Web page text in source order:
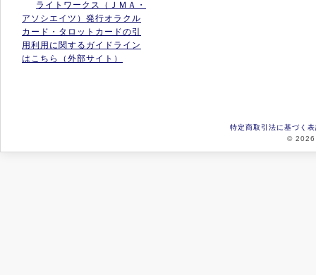
ライトワークス（ＪＭＡ・
アソシエイツ）発行オラクル
カード・タロットカードの引
用利用に関するガイドライン
はこちら（外部サイト）
特定商取引法に基づく
© 2026